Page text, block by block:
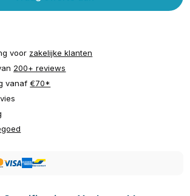
voor zakelijke klanten
200+ reviews
vanaf€70*